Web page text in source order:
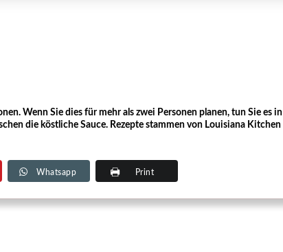
Wenn Sie dies für mehr als zwei Personen planen, tun Sie es in
die köstliche Sauce. Rezepte stammen von Louisiana Kitchen
Whatsapp Print